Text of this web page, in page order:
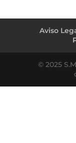
Aviso
© 2025